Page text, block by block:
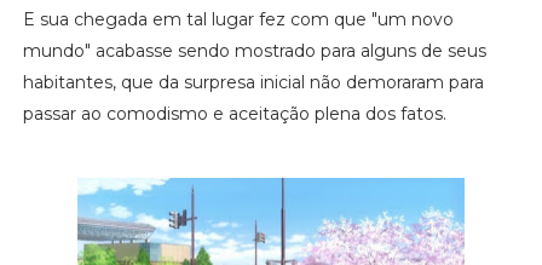
E sua chegada em tal lugar fez com que "um novo
mundo" acabasse sendo mostrado para alguns de seus
habitantes, que da surpresa inicial não demoraram para
passar ao comodismo e aceitação plena dos fatos.